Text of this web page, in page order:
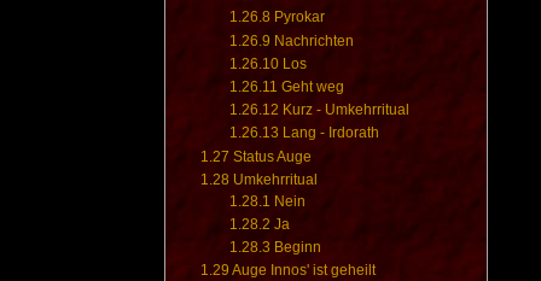
1.26.8 Pyrokar
1.26.9 Nachrichten
1.26.10 Los
1.26.11 Geht weg
1.26.12 Kurz - Umkehrritual
1.26.13 Lang - Irdorath
1.27 Status Auge
1.28 Umkehrritual
1.28.1 Nein
1.28.2 Ja
1.28.3 Beginn
1.29 Auge Innos' ist geheilt